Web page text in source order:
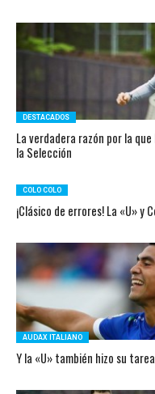
DESTACADOS
La verdadera razón por la
la Selección
COLO COLO
¡Clásico de errores! La «U» y
AUDAX ITALIANO
Y la «U» también hizo su